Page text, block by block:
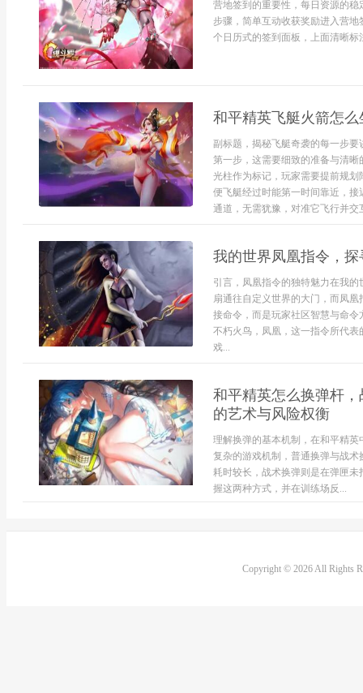
营地签到的重要性，每日资源的
步骤，简单互动收获奖励进入营
个日历式的签到面板，上面清晰标
和平精英飞艇火箭怎
副标题，揭秘飞艇奇袭的每一步
第一步，这需要细致的准备与清
光柱作为标记，玩家需要提前规
便飞艇经过时能第一时间靠近，
通道，无需犹豫，对准它飞行并
我的世界凤凰指令，
引言，凤凰指令的独特魅力在我
扇通往自定义世界的大门，而凤
接命令，而是玩家社区智慧与命
不朽火鸟，凤凰，这一指令所代
戏...
和平精英怎么换弹杆
的艺术与风险权衡
理解换弹的基本机制，在和平精
复杂的游戏机制，普通换弹与战
耗时较长，战术换弹则是在弹匣
握这两种方式，并在训练场反...
Copyright © 2026 All Rights